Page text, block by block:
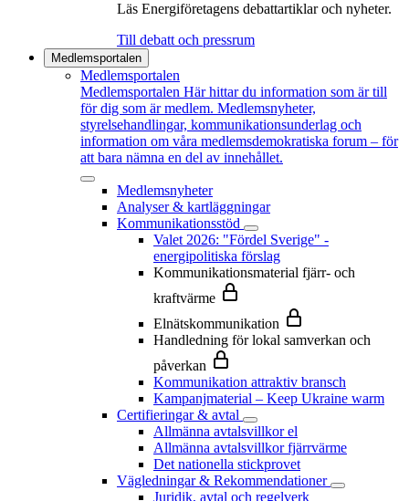
Läs Energiföretagens debattartiklar och nyheter.
Till debatt och pressrum
Medlemsportalen
Medlemsportalen
Medlemsportalen Här hittar du information som är till
för dig som är medlem. Medlemsnyheter,
styrelsehandlingar, kommunikationsunderlag och
information om våra medlemsdemokratiska forum – för
att bara nämna en del av innehållet.
Medlemsnyheter
Analyser & kartläggningar
Kommunikationsstöd
Valet 2026: "Fördel Sverige" -
energipolitiska förslag
Kommunikationsmaterial fjärr- och
kraftvärme
Elnätskommunikation
Handledning för lokal samverkan och
påverkan
Kommunikation attraktiv bransch
Kampanjmaterial – Keep Ukraine warm
Certifieringar & avtal
Allmänna avtalsvillkor el
Allmänna avtalsvillkor fjärrvärme
Det nationella stickprovet
Vägledningar & Rekommendationer
Juridik, avtal och regelverk